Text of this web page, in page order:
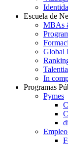
Escuela de
MBAs
Global
In
Programas
Pymes